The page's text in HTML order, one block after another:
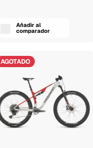
Añadir al
comparador
AGOTADO